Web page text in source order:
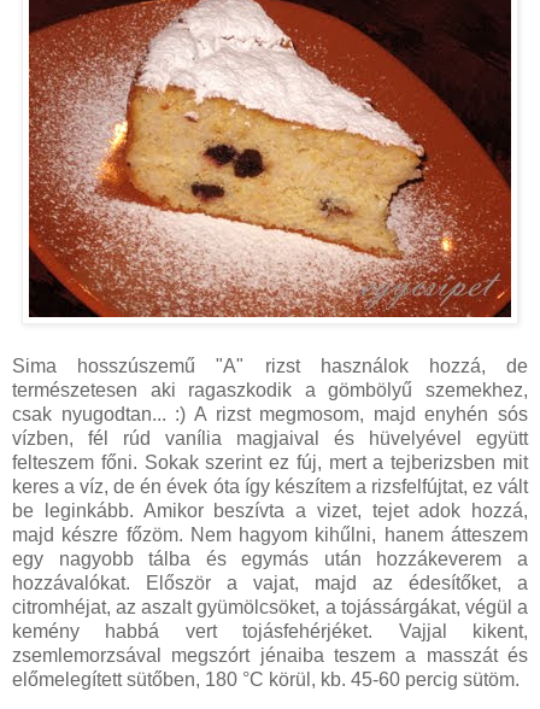
Sima hosszúszemű "A" rizst használok hozzá, de
természetesen aki ragaszkodik a gömbölyű szemekhez,
csak nyugodtan... :) A rizst megmosom, majd enyhén sós
vízben, fél rúd vanília magjaival és hüvelyével együtt
felteszem főni. Sokak szerint ez fúj, mert a tejberizsben mit
keres a víz, de én évek óta így készítem a rizsfelfújtat, ez vált
be leginkább. Amikor beszívta a vizet, tejet adok hozzá,
majd készre főzöm. Nem hagyom kihűlni, hanem átteszem
egy nagyobb tálba és egymás után hozzákeverem a
hozzávalókat. Először a vajat, majd az édesítőket, a
citromhéjat, az aszalt gyümölcsöket, a tojássárgákat, végül a
kemény habbá vert tojásfehérjéket. Vajjal kikent,
zsemlemorzsával megszórt jénaiba teszem a masszát és
előmelegített sütőben, 180 °C körül, kb. 45-60 percig sütöm.